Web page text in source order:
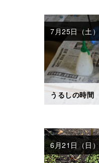
うるしの時間
7月25日（土）
6月21日（日）